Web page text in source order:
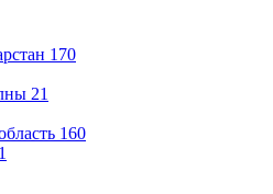
170
21
160